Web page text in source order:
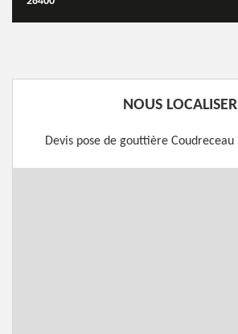
NOUS LOCALISER
Devis pose de gouttière Coudreceau